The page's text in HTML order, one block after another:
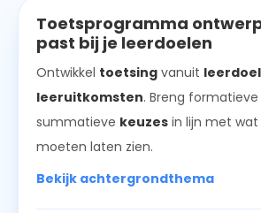
Toetsprogramma
past bij je leerdoelen
Ontwikkel toetsing vanuit
leeruitkomsten. Breng formatieve
summatieve keuzes in lijn met
moeten laten zien.
Bekijk achtergrondthema